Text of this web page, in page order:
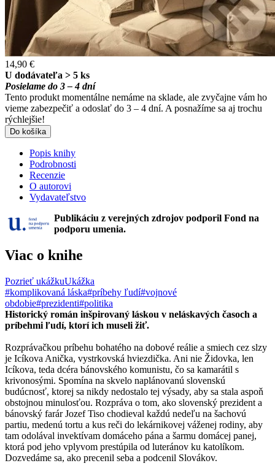
14,90 €
U dodávateľa > 5 ks
Posielame do 3 – 4 dní
Tento produkt momentálne nemáme na sklade, ale zvyčajne vám ho
vieme zabezpečiť a odoslať do 3 – 4 dní. A posnažíme sa aj trochu
rýchlejšie!
Do košíka
Popis knihy
Podrobnosti
Recenzie
O autorovi
Vydavateľstvo
Publikáciu z verejných zdrojov podporil Fond na
podporu umenia.
Viac o knihe
Pozrieť ukážkuUkážka
#komplikovaná láska#príbehy ľudí#vojnové
obdobie#prezidenti#politika
Historický román inšpirovaný láskou v neláskavých časoch a
príbehmi ľudí, ktorí ich museli žiť.
Rozprávačkou príbehu bohatého na dobové reálie a smiech cez slzy
je Icíkova Anička, vystrkovská hviezdička. Ani nie Židovka, len
Icíkova, teda dcéra bánovského komunistu, čo sa kamarátil s
krivonosými. Spomína na skvelo naplánovanú slovenskú
budúcnosť, ktorej sa nikdy nedostalo tej výsady, aby sa stala aspoň
obstojnou minulosťou. Rozpráva o tom, ako slovenský prezident a
bánovský farár Jozef Tiso chodieval každú nedeľu na šachovú
partiu, medenú tortu a kus reči do lekárnikovej váženej rodiny, aby
tam odolával invektívam domáceho pána a šarmu domácej panej,
ktorá pod jeho vplyvom prestúpila od luteránov ku katolíkom.
Dozvedáme sa, ako precenil seba a podcenil Slovákov.